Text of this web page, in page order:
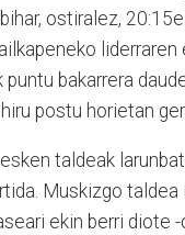
ostiralez,
bakarrera
postu horietan
taldeak
Muskizgo taldea
ekin berri diote